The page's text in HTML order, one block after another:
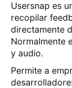
Usersnap es
recopilar
directamente
Normalmente
y audio.
Permite a